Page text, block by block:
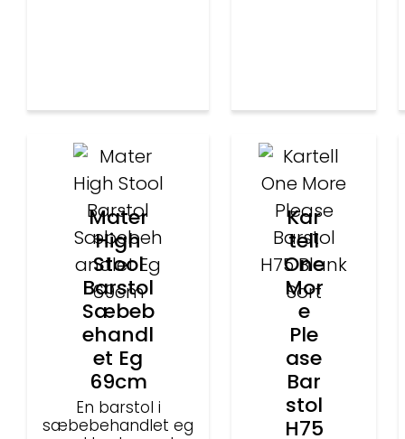
Mater
High
Stool
Barstol
Sæbeb
ehandl
et Eg
69cm
En barstol i
sæbebehandlet eg
Kar
tell
One
Mor
e
Ple
ase
Bar
stol
H75